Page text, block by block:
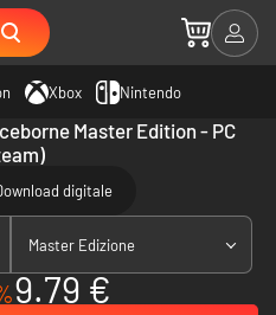
Xbox Nintendo
Master Edition - PC
digitale
Master Edizione
9.79 €